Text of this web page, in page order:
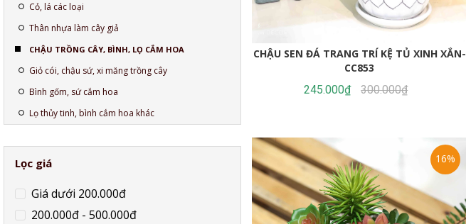
CHẬU SEN ĐÁ TRANG TRÍ KỆ TỦ XINH XẮN-
CC853
245.000₫ 300.000₫
16%
Cỏ, lá các loại
Thân nhựa làm cây giả
CHẬU TRỒNG CÂY, BÌNH, LỌ CẮM HOA
Giỏ cói, chậu sứ, xi măng trồng cây
Bình gốm, sứ cắm hoa
Lọ thủy tinh, bình cắm hoa khác
Lọc giá
Giá dưới 200.000đ
200.000đ - 500.000đ